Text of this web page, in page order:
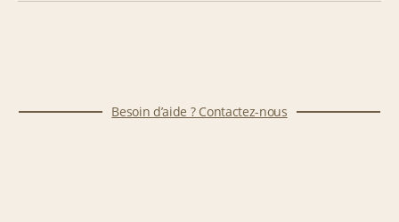
Besoin d’aide ? Contactez-nous